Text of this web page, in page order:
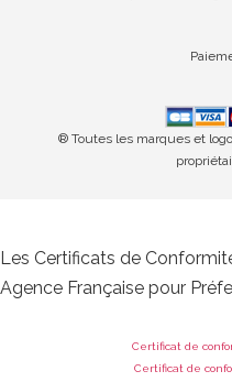
® Toutes les marques et
Les Certificats de
Agence Française pour
Certificat de
Certificat de